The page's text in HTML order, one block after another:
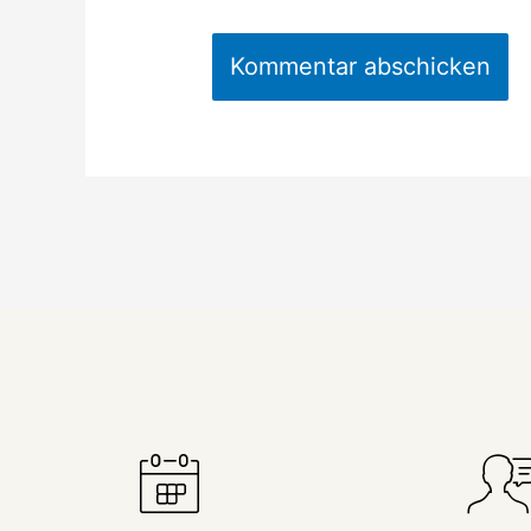
Moderatorin Christiane Stein
Sie taucht in
Symposien und